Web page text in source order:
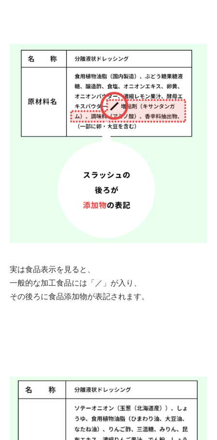
実は食品表示を見ると、
一般的な加工食品には「／」が入り、
その後ろに食品添加物が表記されます。